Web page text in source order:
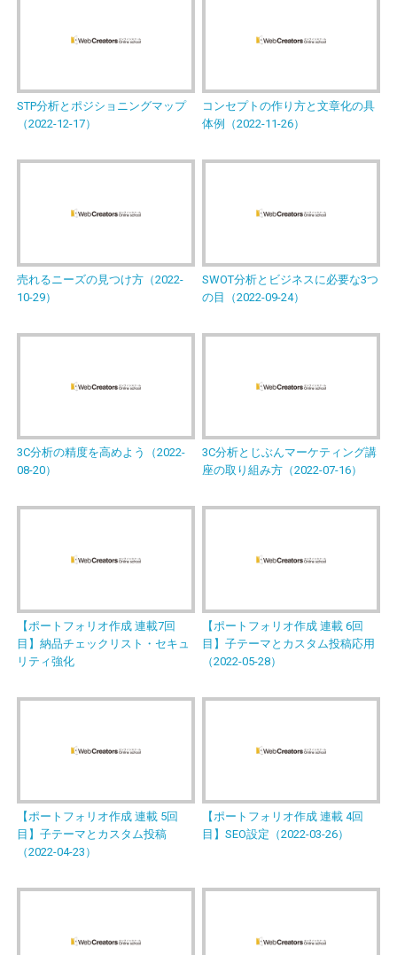
STP分析とポジショニングマップ
（2022-12-17）
コンセプトの作り方と文章化の具
体例（2022-11-26）
売れるニーズの見つけ方（2022-
10-29）
SWOT分析とビジネスに必要な3つ
の目（2022-09-24）
3C分析の精度を高めよう（2022-
08-20）
3C分析とじぶんマーケティング講
座の取り組み方（2022-07-16）
【ポートフォリオ作成 連載7回
目】納品チェックリスト・セキュ
リティ強化
【ポートフォリオ作成 連載 6回
目】子テーマとカスタム投稿応用
（2022-05-28）
【ポートフォリオ作成 連載 5回
目】子テーマとカスタム投稿
（2022-04-23）
【ポートフォリオ作成 連載 4回
目】SEO設定（2022-03-26）